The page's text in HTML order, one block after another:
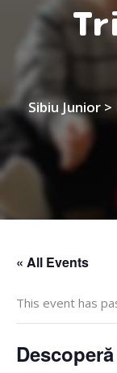
Sibiu Junior >
« All Events
This event has